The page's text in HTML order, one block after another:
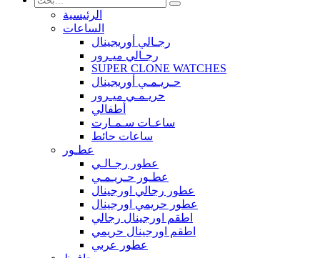
الرئيسية
الساعات
رجـالي أوريجينال
رجـالي ميـرور
SUPER CLONE WATCHES
حـريـمـي أوريجينال
حريـمـي ميـرور
أطفالي
ساعـات سـمـارت
ساعات حائط
عطـور
عطور رجـالـي
عطـور حـريـمـي
عطور رجالي اورجينال
عطور حريمي اورجينال
اطقم اورجينال رجالي
اطقم اورجينال حريمي
عطور عربي